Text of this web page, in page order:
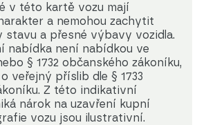
v této kartě vozu mají
a nemohou zachytit
stavu a přesné výbavy vozidla.
nabídka není nabídkou ve
§ 1732 občanského zákoníku,
veřejný příslib dle § 1733
Z této indikativní
nárok na uzavření kupní
vozu jsou ilustrativní.